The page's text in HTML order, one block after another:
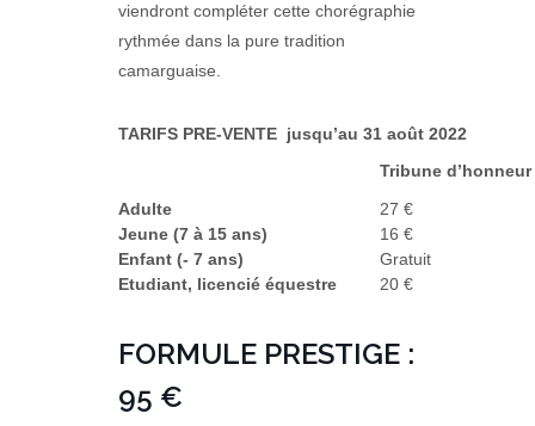
viendront compléter cette chorégraphie
rythmée dans la pure tradition
camarguaise.
TARIFS PRE-VENTE jusqu’au 31 août 2022
Tribune d’honneur
Adulte
27 €
Jeune (7 à 15 ans)
16 €
Enfant (- 7 ans)
Gratuit
Etudiant, licencié équestre
20 €
FORMULE PRESTIGE :
95 €